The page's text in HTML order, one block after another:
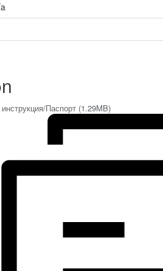
Паспорт (1.29MB)